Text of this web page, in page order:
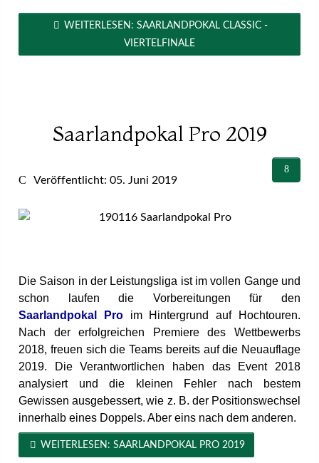
WEITERLESEN: SAARLANDPOKAL CLASSIC -
VIERTELFINALE
Saarlandpokal Pro 2019
Veröffentlicht: 05. Juni 2019
Die Saison in der Leistungsliga ist im vollen Gange und
schon laufen die Vorbereitungen für den
Saarlandpokal Proim Hintergrund auf Hochtouren.
Nach der erfolgreichen Premiere des Wettbewerbs
2018, freuen sich die Teams bereits auf die Neuauflage
2019. Die Verantwortlichen haben das Event 2018
analysiert und die kleinen Fehler nach bestem
Gewissen ausgebessert, wie z. B. der Positionswechsel
innerhalb eines Doppels. Aber eins nach dem anderen.
WEITERLESEN: SAARLANDPOKAL PRO 2019